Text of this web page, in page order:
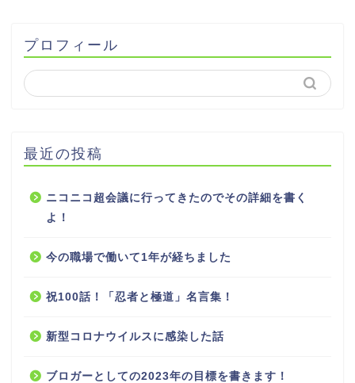
プロフィール
最近の投稿
ニコニコ超会議に行ってきたのでその詳細を書く
よ！
今の職場で働いて1年が経ちました
祝100話！「忍者と極道」名言集！
新型コロナウイルスに感染した話
ブロガーとしての2023年の目標を書きます！